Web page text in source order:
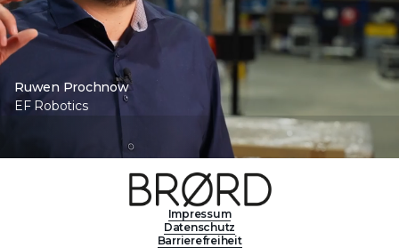
Ruwen Prochnow
EF Robotics
Impressum
Datenschutz
Barrierefreiheit